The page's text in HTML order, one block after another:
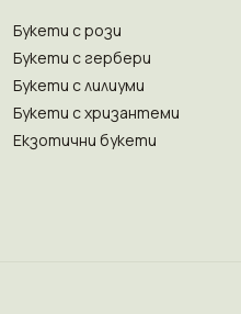
Букети с рози
Букети с гербери
Букети с лилиуми
Букети с хризантеми
Екзотични букети